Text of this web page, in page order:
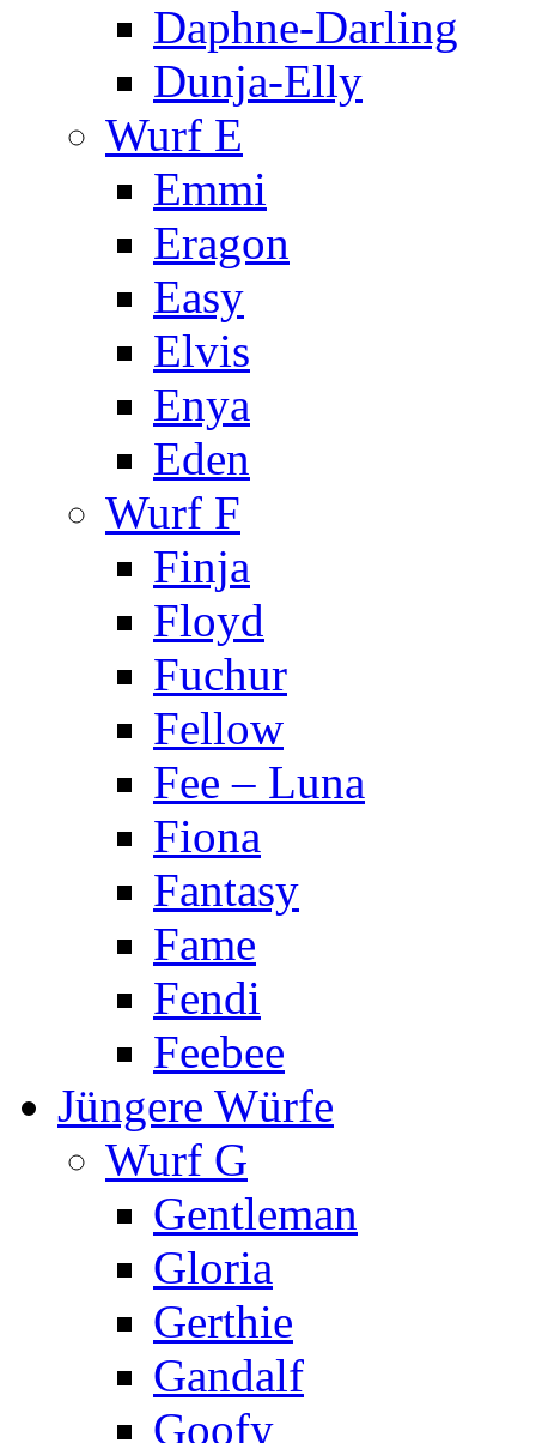
Daphne-Darling
Dunja-Elly
Wurf E
Emmi
Eragon
Easy
Elvis
Enya
Eden
Wurf F
Finja
Floyd
Fuchur
Fellow
Fee – Luna
Fiona
Fantasy
Fame
Fendi
Feebee
Jüngere Würfe
Wurf G
Gentleman
Gloria
Gerthie
Gandalf
Goofy